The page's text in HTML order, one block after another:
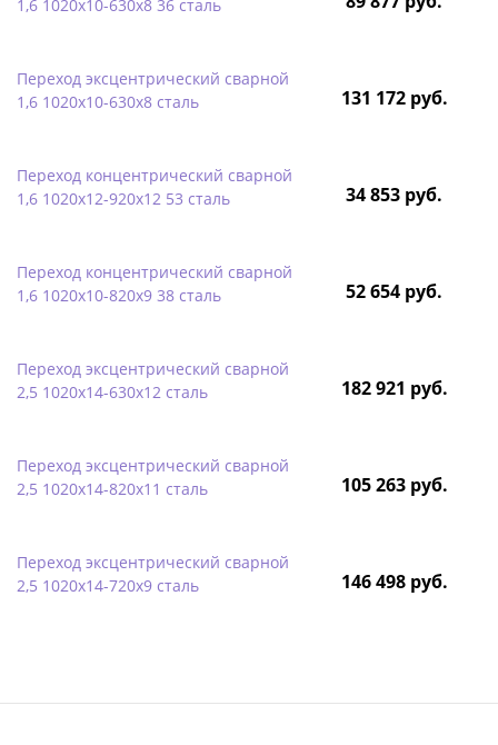
1,6 1020х10-630х8 36 сталь
Переход эксцентрический сварной
1,6 1020х10-630х8 сталь
131 172 руб.
Переход концентрический сварной
1,6 1020х12-920х12 53 сталь
34 853 руб.
Переход концентрический сварной
1,6 1020х10-820х9 38 сталь
52 654 руб.
Переход эксцентрический сварной
2,5 1020х14-630х12 сталь
182 921 руб.
Переход эксцентрический сварной
2,5 1020х14-820х11 сталь
105 263 руб.
Переход эксцентрический сварной
2,5 1020х14-720х9 сталь
146 498 руб.